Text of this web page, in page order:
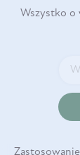
Wszystko o